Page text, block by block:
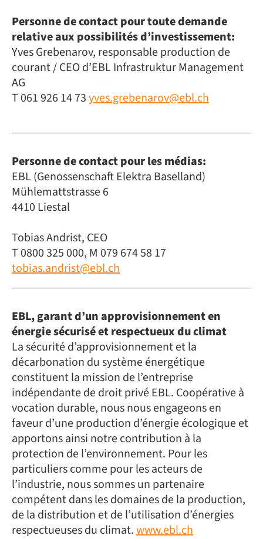
Personne de contact pour toute demande
relative aux possibilités d’investissement:
Yves Grebenarov, responsable production de
courant / CEO d’EBL Infrastruktur Management
AG
T 061 926 14 73yves.grebenarov@ebl.ch
Personne de contact pour les médias:
EBL (Genossenschaft Elektra Baselland)
Mühlemattstrasse 6
4410 Liestal
Tobias Andrist, CEO
T 0800 325 000, M 079 674 58 17
tobias.andrist@ebl.ch
EBL, garant d’un approvisionnement en
énergie sécurisé et respectueux du climat
La sécurité d’approvisionnement et la
décarbonation du système énergétique
constituent la mission de l’entreprise
indépendante de droit privé EBL. Coopérative à
vocation durable, nous nous engageons en
faveur d’une production d’énergie écologique et
apportons ainsi notre contribution à la
protection de l’environnement. Pour les
particuliers comme pour les acteurs de
l’industrie, nous sommes un partenaire
compétent dans les domaines de la production,
de la distribution et de l’utilisation d’énergies
respectueuses du climat.www.ebl.ch